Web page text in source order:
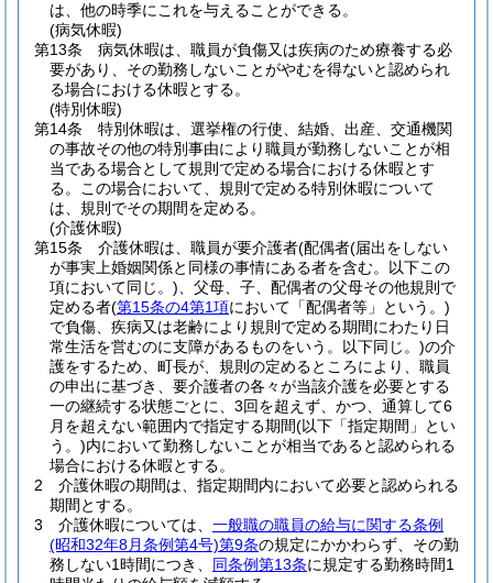
は、他の時季にこれを与えることができる。
(病気休暇)
第13条
病気休暇は、職員が負傷又は疾病のため療養する必
要があり、その勤務しないことがやむを得ないと認められ
る場合における休暇とする。
(特別休暇)
第14条
特別休暇は、選挙権の行使、結婚、出産、交通機関
の事故その他の特別事由により職員が勤務しないことが相
当である場合として規則で定める場合における休暇とす
る。
この場合において、規則で定める特別休暇について
は、規則でその期間を定める。
(介護休暇)
第15条
介護休暇は、職員が要介護者(配偶者(届出をしない
が事実上婚姻関係と同様の事情にある者を含む。以下この
項において同じ。) 、父母、子、配偶者の父母その他規則で
定める者(第15条の4第1項において「配偶者等」という。)
で負傷、疾病又は老齢により規則で定める期間にわたり日
常生活を営むのに支障があるものをいう。以下同じ。)の介
護をするため、町長が、規則の定めるところにより、職員
の申出に基づき、要介護者の各々が当該介護を必要とする
一の継続する状態ごとに、3回を超えず、かつ、通算して6
月を超えない範囲内で指定する期間(以下「指定期間」とい
う。)内において勤務しないことが相当であると認められる
場合における休暇とする。
2
介護休暇の期間は、指定期間内において必要と認められる
期間とする。
3
介護休暇については、 一般職の職員の給与に関する条例
(昭和32年8月条例第4号)第9条の規定にかかわらず、その勤
務しない1時間につき、 同条例第13条に規定する勤務時間1